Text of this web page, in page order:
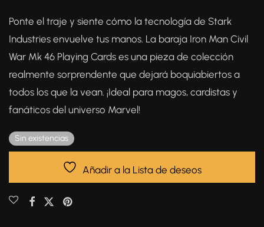
Ponte el traje y siente cómo la tecnología de Stark
Industries envuelve tus manos. La baraja Iron Man Civil
War Mk 46 Playing Cards es una pieza de colección
realmente sorprendente que dejará boquiabiertos a
todos los que la vean. ¡Ideal para magos, cardistas y
fanáticos del universo Marvel!
Sin existencias
Añadir a la Lista de deseos